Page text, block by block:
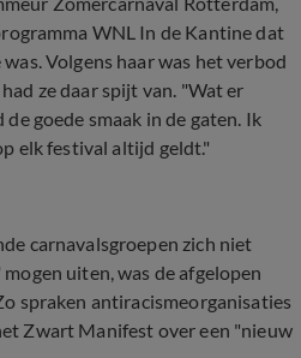
WNL In de Kantine dat
Volgens haar was het verbod
ze daar spijt van. "Wat er
goede smaak in de gaten. Ik
elk festival altijd geldt."
carnavalsgroepen zich niet
uiten, was de afgelopen
spraken antiracismeorganisaties
Zwart Manifest over een "nieuw